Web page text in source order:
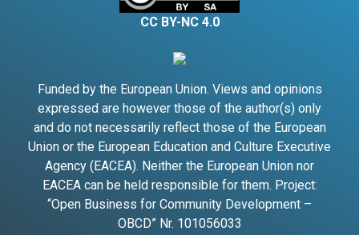
CC BY-NC 4.0
Funded by the European Union. Views and opinions
expressed are however those of the author(s) only
and do not necessarily reflect those of the European
Union or the European Education and Culture Executive
Agency (EACEA). Neither the European Union nor
EACEA can be held responsible for them. Project:
“Open Business for Community Development –
OBCD” Nr. 101056033